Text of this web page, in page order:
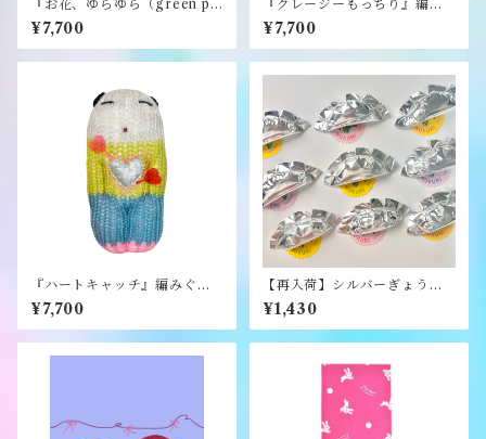
『お花、ゆらゆら（green pu
rple）』《merry yarn》
¥7,700
『クレージーもっちり』編み
ぐるみ《むくり》
¥7,700
『ハートキャッチ』編みぐる
み《むくり》
¥7,700
【再入荷】シルバーぎょうざ
ブローチ《むくり》
¥1,430